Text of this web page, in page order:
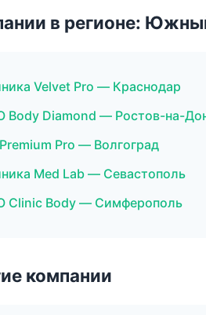
в регионе:
Velvet Pro — Краснодар
Body Diamond — Ростов-на-
Pro — Волгоград
Med Lab — Севастополь
Clinic Body — Симферополь
компании